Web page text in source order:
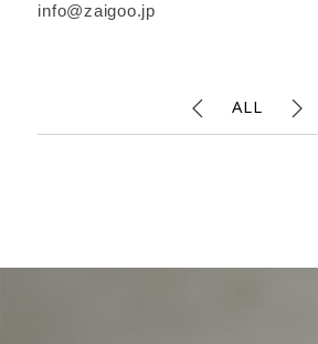
info@zaigoo.jp
ALL